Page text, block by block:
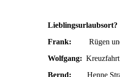
Lieblingsurlaubsort?
Frank: Rügen und
Wolfgang:
Bernd: Henne